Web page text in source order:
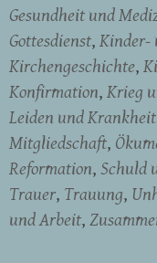
Gesundheit und
Gottesdienst Kinder-
Kirchengeschichte
Konfirmation Krieg
Leiden und Krankheit
Mitgliedschaft
Reformation Schuld
Trauer Trauung
und Arbeit